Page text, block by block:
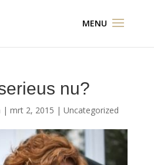
nu?
| mrt 2, 2015 | Uncategorized